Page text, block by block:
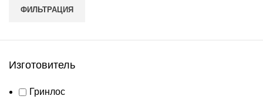
ФИЛЬТРАЦИЯ
Изготовитель
Гринлос